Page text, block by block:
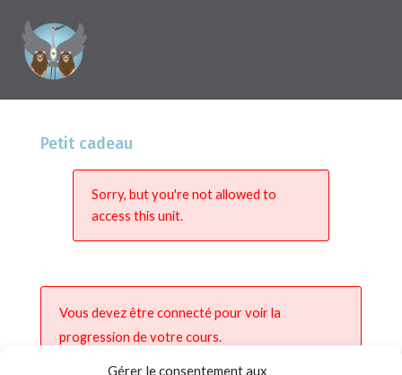
Gérer le consentement aux
Petit cadeau
Sorry, but you're not allowed to
access this unit.
Vous devez être connecté pour voir la
progression de votre cours.